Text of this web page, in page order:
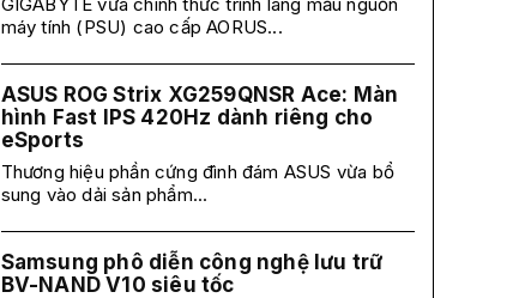
máy tính (PSU) cao cấp AORUS...
ASUS ROG Strix XG259QNSR Ace: Màn
hình Fast IPS 420Hz dành riêng cho
eSports
Thương hiệu phần cứng đình đám ASUS vừa bổ
sung vào dải sản phẩm...
Samsung phô diễn công nghệ lưu trữ
BV-NAND V10 siêu tốc